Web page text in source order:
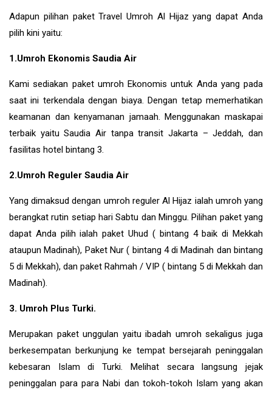
Adapun pilihan paket Travel Umroh Al Hijaz yang dapat Anda
pilih kini yaitu:
1.Umroh Ekonomis Saudia Air
Kami sediakan paket umroh Ekonomis untuk Anda yang pada
saat ini terkendala dengan biaya. Dengan tetap memerhatikan
keamanan dan kenyamanan jamaah. Menggunakan maskapai
terbaik yaitu Saudia Air tanpa transit Jakarta – Jeddah, dan
fasilitas hotel bintang 3.
2.Umroh Reguler Saudia Air
Yang dimaksud dengan umroh reguler Al Hijaz ialah umroh yang
berangkat rutin setiap hari Sabtu dan Minggu. Pilihan paket yang
dapat Anda pilih ialah paket Uhud ( bintang 4 baik di Mekkah
ataupun Madinah), Paket Nur ( bintang 4 di Madinah dan bintang
5 di Mekkah), dan paket Rahmah / VIP ( bintang 5 di Mekkah dan
Madinah).
3. Umroh Plus Turki.
Merupakan paket unggulan yaitu ibadah umroh sekaligus juga
berkesempatan berkunjung ke tempat bersejarah peninggalan
kebesaran Islam diTurki . Melihat secara langsung jejak
peninggalan para para Nabi dan tokoh-tokoh Islam yang akan